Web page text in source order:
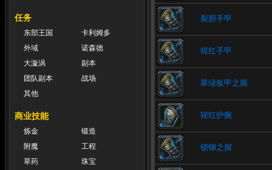
任务
东部王国
卡利姆多
外域
诺森德
大漩涡
副本
团队副本
战场
其他
商业技能
炼金
锻造
附魔
工程
草药
珠宝
裂胆手甲
猩红手甲
翠绿板甲之握
猩红护腕
锁铆之握